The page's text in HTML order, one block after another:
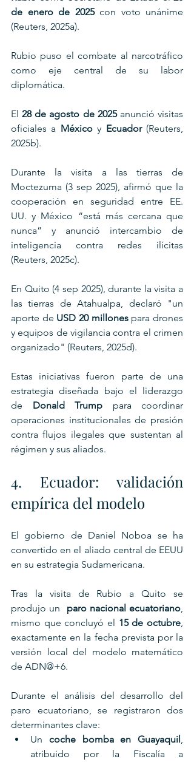
de enero de 2025 con voto unánime
(Reuters, 2025a).
Rubio puso el combate al narcotráfico
como eje central de su labor
diplomática.
El 28 de agosto de 2025 anunció visitas
oficiales a México y Ecuador (Reuters,
2025b).
Durante la visita a las tierras de
Moctezuma (3 sep 2025), afirmó que la
cooperación en seguridad entre EE.
UU. y México “está más cercana que
nunca” y anunció intercambio de
inteligencia contra redes ilícitas
(Reuters, 2025c).
En Quito (4 sep 2025), durante la visita a
las tierras de Atahualpa, declaró "un
aporte de USD 20 millones para drones
y equipos de vigilancia contra el crimen
organizado" (Reuters, 2025d).
Estas iniciativas fueron parte de una
estrategia diseñada bajo el liderazgo
de Donald Trump para coordinar
operaciones institucionales de presión
contra flujos ilegales que sustentan al
régimen y sus aliados.
4. Ecuador: validación
empírica del modelo
El gobierno de Daniel Noboa se ha
convertido en el aliado central de EEUU
en su estrategia Sudamericana.
Tras la visita de Rubio a Quito se
produjo un paro nacional ecuatoriano,
mismo que concluyó el 15 de octubre,
exactamente en la fecha prevista por la
versión local del modelo matemático
de ADN@+6.
Durante el análisis del desarrollo del
paro ecuatoriano, se registraron dos
determinantes clave:
Un coche bomba en Guayaquil ,
atribuido por la Fiscalía a